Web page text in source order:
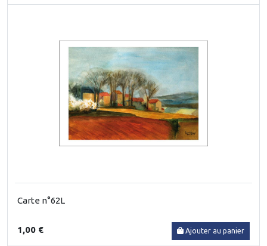
Carte n°62L
1,00 € Ajouter au panier